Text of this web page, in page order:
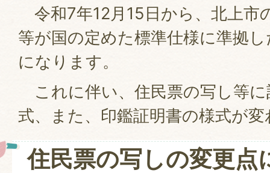
令和7年12月15日から、北上市
等が国の定めた標準仕様に準拠
になります。
これに伴い、住民票の写し等
式、また、印鑑証明書の様式が
住民票の写しの変更点